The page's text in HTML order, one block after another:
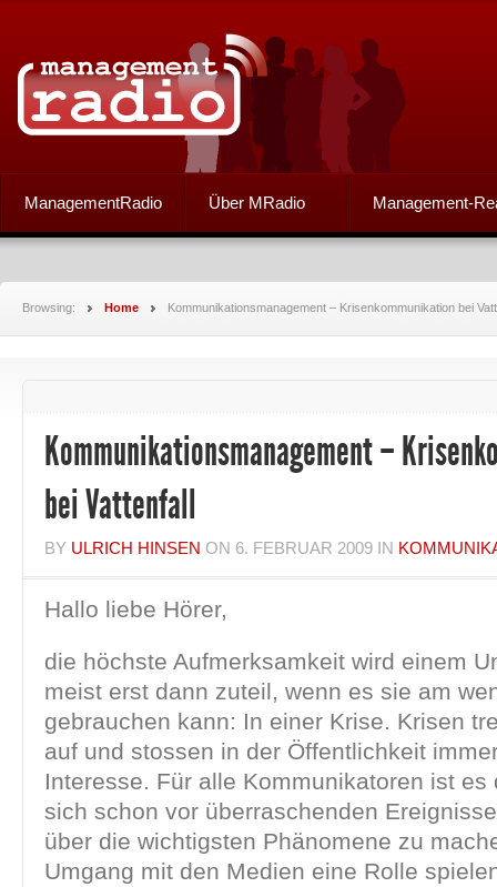
ManagementRadio Über MRadio Management-
Browsing: Home Kommunikationsmanagement – Krisenkommunikation bei
Kommunikationsmanagement –
bei Vattenfall
BY ULRICH HINSEN ON 6. FEBRUAR 2009 IN
Hallo liebe Hörer,
die höchste Aufmerksamkeit wird einem
meist erst dann zuteil, wenn es sie am
gebrauchen kann: In einer Krise. Krisen
auf und stossen in der Öffentlichkeit
Interesse. Für alle Kommunikatoren ist es
sich schon vor überraschenden
über die wichtigsten Phänomene zu
Umgang mit den Medien eine Rolle